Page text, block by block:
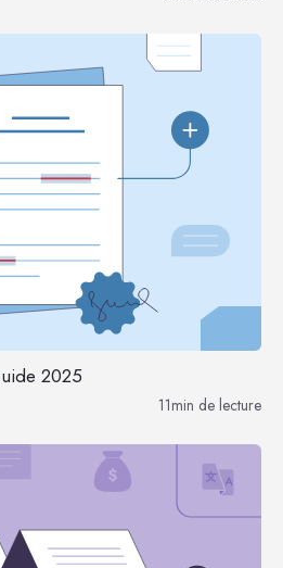
2025
11min de lecture